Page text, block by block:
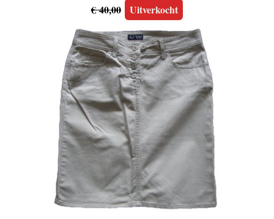
€ 40,00 Uitverkocht